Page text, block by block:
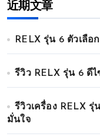
近期文章
RELX รุ่น 6 ตัวเลื
รีวิว RELX รุ่น 6 ดี
รีวิวเครื่อง RELX
มั่นใจ